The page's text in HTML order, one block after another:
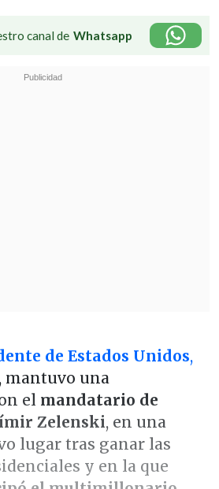
canal de Whatsapp
de Estados Unidos,
, mantuvo una
el mandatario de
Zelenski, en una
lugar tras ganar las
y en la que